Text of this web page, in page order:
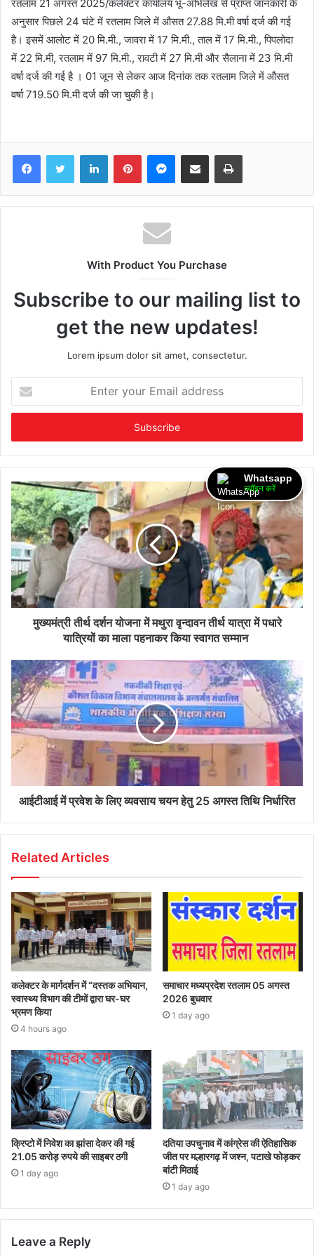
रतलाम 21 अगस्त 2025/कलेक्टर कार्यालय भू-अभिलेख से प्राप्त जानकारी के
अनुसार पिछले 24 घंटे में रतलाम जिले में औसत 27.88 मि.मी वर्षा दर्ज की गई
है। इसमें आलोट में 20 मि.मी., जावरा में 17 मि.मी., ताल में 17 मि.मी., पिपलोदा
में 22 मि.मी, रतलाम में 97 मि.मी., रावटी में 27 मि.मी और सैलाना में 23 मि.मी
वर्षा दर्ज की गई है । 01 जून से लेकर आज दिनांक तक रतलाम जिले में औसत
वर्षा 719.50 मि.मी दर्ज की जा चुकी है।
FacebookTwitter LinkedInPinterestMessenger
Share via Email Print
With Product You Purchase
Subscribe to our mailing list to
get the new updates!
Lorem ipsum dolor sit amet, consectetur.
your
Email
मुख्यमंत्री तीर्थ दर्शन योजना में मथुरा वृन्दावन तीर्थ यात्रा में पधारे
यात्रियों का माला पहनाकर किया स्वागत सम्मान
आईटीआई में प्रवेश के लिए व्यवसाय चयन हेतु 25 अगस्त तिथि निर्धारित
Related Articles
कलेक्टर के मार्गदर्शन में “दस्तक अभियान,‌
स्वास्थ्य विभाग की टीमों द्वारा घर-घर
भ्रमण किया
4 hours ago
समाचार मध्यप्रदेश रतलाम 05 अगस्त
2026 बुधवार
1 day ago
क्रिप्टो में निवेश का झांसा देकर की गई
21.05 करोड़ रुपये की साइबर ठगी
1 day ago
दतिया उपचुनाव में कांग्रेस की ऐतिहासिक
जीत पर मल्हारगढ़ में जश्न, पटाखे फोड़कर
बांटी मिठाई
1 day ago
Leave a Reply
Whatsapp
ज्वॉइन करें